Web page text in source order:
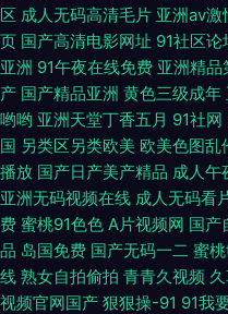
自拍网国产在线观看日韩欧美 福
频 国精品无码一区二区三 导航大
三及片免费网站 AV午夜福利 韩国
蕉AV 91NAV手机在线 日韩在线
足交欧美毛片 99精品在线观看 久
品乱二区 精品粉嫩久久懂色 青青
区 成人无码高清毛片 亚洲av激
页 国产高清电影网址 91社区论
亚洲 91午夜在线免费 亚洲精品
产 国产精品亚洲 黄色三级成年
哟哟 亚洲天堂丁香五月 91社网
国 另类区另类欧美 欧美色图乱
播放 国产日产美产精品 成人午
亚洲无码视频在线 成人无码看
费 蜜桃91色色 A片视频网 国产
品 岛国免费 国产无码一二 蜜
线 熟女自拍偷拍 青青久视频
视频官网国产 狠狠操-91 91我